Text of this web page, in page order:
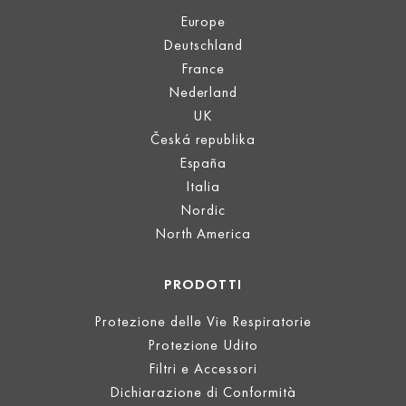
Europe
Deutschland
France
Nederland
UK
Česká republika
España
Italia
Nordic
North America
PRODOTTI
Protezione delle Vie Respiratorie
Protezione Udito
Filtri e Accessori
Dichiarazione di Conformità